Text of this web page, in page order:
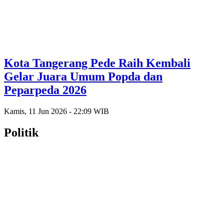
Kota Tangerang Pede Raih Kembali
Gelar Juara Umum Popda dan
Peparpeda 2026
Kamis, 11 Jun 2026 - 22:09 WIB
Politik